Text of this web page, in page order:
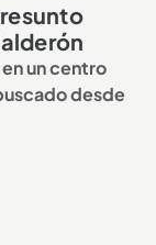
un centro
desde